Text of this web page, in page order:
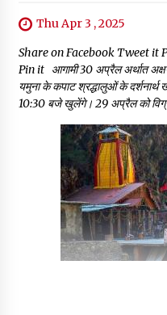
Thu Apr 3 , 2025
Share on Facebook Tweet it
Pin it आगामी 30 अप्रैल अर्थात
यमुना के कपाट श्रद्धालुओं के दर्शनार्थ
10:30 बजे खुलेंगे। 29 अप्रैल को